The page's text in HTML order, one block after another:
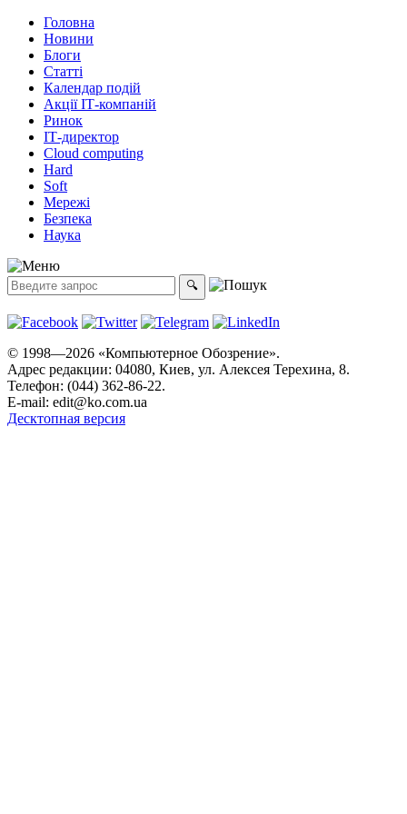
Головна
Новини
Блоги
Статті
Календар подій
Акції ІТ-компаній
Ринок
ІТ-директор
Cloud computing
Hard
Soft
Мережі
Безпека
Наука
© 1998—2026 «Компьютерное Обозрение».
Адрес редакции: 04080, Киев, ул. Алексея Терехина, 8.
Телефон: (044) 362-86-22.
E-mail: edit@ko.com.ua
Десктопная версия